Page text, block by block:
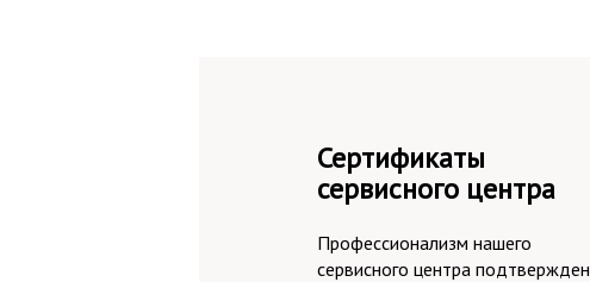
Сертификаты
сервисного центра
Профессионализм нашего
сервисного центра подтвержден